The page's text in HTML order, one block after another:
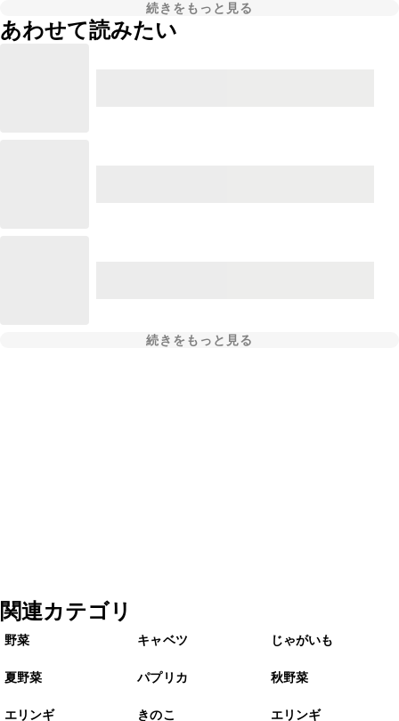
続きをもっと見る
あわせて読みたい
続きをもっと見る
関連カテゴリ
野菜 キャベツ じゃがいも
夏野菜 パプリカ 秋野菜
エリンギ きのこ エリンギ